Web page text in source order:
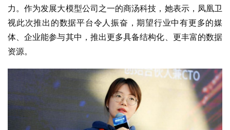
视此次推出的数据平台令人振奋，期望行业中有更多的媒
体、企业能参与其中，推出更多具备结构化、更丰富的数据
资源。